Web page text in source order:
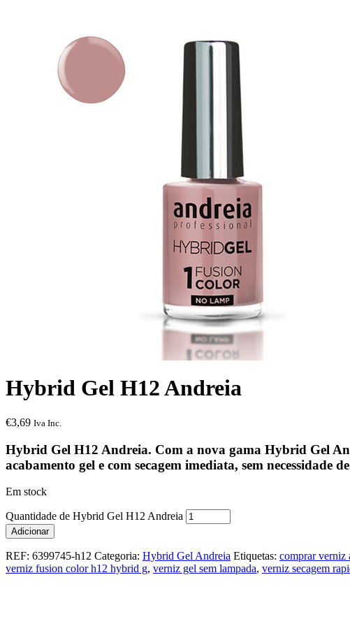
Hybrid Gel H12 Andreia
€3,69 Iva Inc.
Hybrid Gel H12 Andreia. Com a nova gama Hybrid Gel
acabamento gel e com secagem imediata, sem necessidade
Em stock
Quantidade de Hybrid Gel H12 Andreia
Adicionar
REF: 6399745-h12 Categoria: Hybrid Gel Andreia Etiquetas: comprar verniz
verniz fusion color h12 hybrid g, verniz gel sem lampada, verniz secagem